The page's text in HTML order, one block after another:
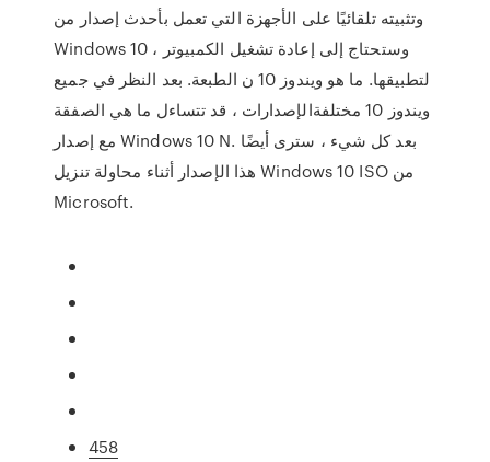
وتثبيته تلقائيًا على الأجهزة التي تعمل بأحدث إصدار من
Windows 10 ، وستحتاج إلى إعادة تشغيل الكمبيوتر
لتطبيقها. ما هو ويندوز 10 ن الطبعة. بعد النظر في جميع
ويندوز 10 مختلفةالإصدارات ، قد تتساءل ما هي الصفقة
مع إصدار Windows 10 N. بعد كل شيء ، سترى أيضًا
هذا الإصدار أثناء محاولة تنزيل Windows 10 ISO من
Microsoft.
458